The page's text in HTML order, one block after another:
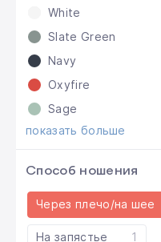
White
Slate Green
Navy
Oxyfire
Sage
показать больше
Способ ношения
Через плечо/на шее
На запястье 1